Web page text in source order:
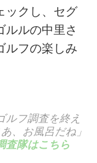
ックし、セグ
ルルの中里さ
ルフの楽しみ
ルフ調査を終え
、お風呂だね」
査隊はこちら